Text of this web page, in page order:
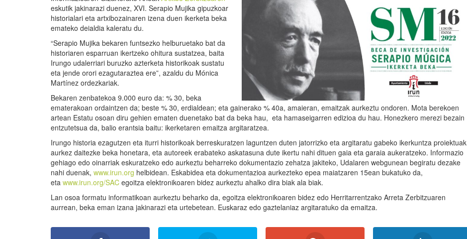
eskutik jakinarazi duenez, XVI. Serapio Mujika gipuzkoar
historialari eta artxibozainaren izena duen ikerketa beka
emateko deialdia kaleratu du.
“Serapio Mujika bekaren funtsezko helburuetako bat da
historiaren esparruan ikertzeko ohitura sustatzea, baita
Irungo udalerriari buruzko azterketa historikoak sustatu
eta jende orori ezagutaraztea ere”, azaldu du Mónica
Martínez ordezkariak.
Bekaren zenbatekoa 9.000 euro da: % 30, beka
ematerakoan ordaintzen da; beste % 30, erdialdean; eta gainerako % 40a, amaieran, emaitzak aurkeztu ondoren. Mota berekoen
artean Estatu osoan diru gehien ematen duenetako bat da beka hau, eta hamaseigarren edizioa du hau. Honezkero merezi bezain
entzutetsua da, balio erantsia baitu: ikerketaren emaitza argitaratzea.
Irungo historia ezagutzen eta iturri historikoak berreskuratzen laguntzen duten jatorrizko eta argitaratu gabeko ikerkuntza proiektuak
aurkez daitezke beka honetara, eta autoreek erabateko askatasuna dute ikertu nahi dituen gaia eta garaia aukeratzeko. Informazio
gehiago edo oinarriak eskuratzeko edo aurkeztu beharreko dokumentazio zehatza jakiteko, Udalaren webgunean begiratu dezake
nahi duenak, www.irun.org helbidean. Eskabidea eta dokumentazioa aurkezteko epea maiatzaren 15ean bukatuko da,
eta www.irun.org/SAC egoitza elektronikoaren bidez aurkeztu ahalko dira biak ala biak.
Lan osoa formatu informatikoan aurkeztu beharko da, egoitza elektronikoaren bidez edo Herritarrentzako Arreta Zerbitzuaren
aurrean, beka eman izana jakinarazi eta urtebetean. Euskaraz edo gaztelaniaz argitaratuko da emaitza.